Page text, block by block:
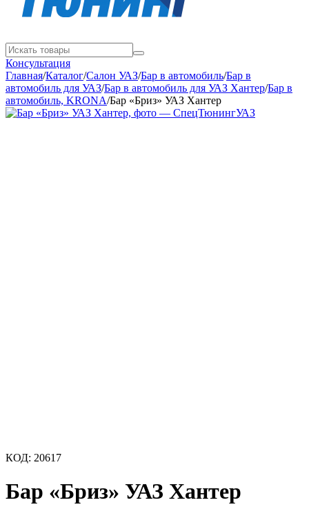
Консультация
Главная/Каталог/Салон УАЗ/Бар в автомобиль/Бар в
автомобиль для УАЗ/Бар в автомобиль для УАЗ Хантер/Бар в
автомобиль, KRONA/Бар «Бриз» УАЗ Хантер
КОД: 20617
Бар «Бриз» УАЗ Хантер